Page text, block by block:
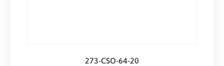
273-CSO-64-20